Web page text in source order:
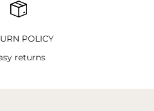
POLICY
returns